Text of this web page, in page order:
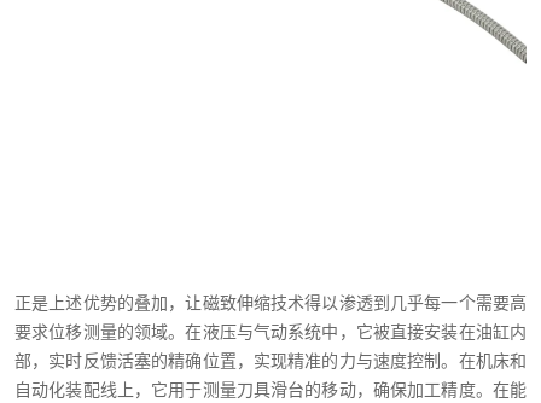
正是上述优势的叠加，让磁致伸缩技术得以渗透到几乎每一个需要高
要求位移测量的领域。在液压与气动系统中，它被直接安装在油缸内
部，实时反馈活塞的精确位置，实现精准的力与速度控制。在机床和
自动化装配线上，它用于测量刀具滑台的移动，确保加工精度。在能